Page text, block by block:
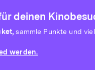
deinen
sammle Punkte und
werden.